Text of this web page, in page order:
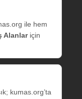
ile hem
Alanlariçin
kumas.org’ta